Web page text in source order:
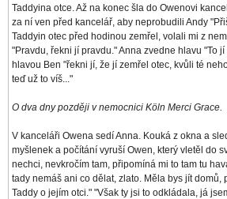
Taddyina otce. Až na konec šla do Owenovi
za ní ven před kancelář, aby neprobudili Andy
Taddyin otec před hodinou zemřel, volali mi z
"Pravdu, řekni jí pravdu." Anna zvedne hlavu "To
hlavou Ben "řekni jí, že jí zemřel otec, kvůli té
teď už to víš..."
O dva dny později v nemocnici Köln Merci Grace.
V kanceláři Owena sedí Anna. Kouká z okna a
myšlenek a počítání vyruší Owen, který vletěl do
nechci, nevkročím tam, připomíná mi to tam tu
tady nemáš ani co dělat, zlato. Měla bys jít
Taddy o jejím otci." "Však ty jsi to odkládala, já